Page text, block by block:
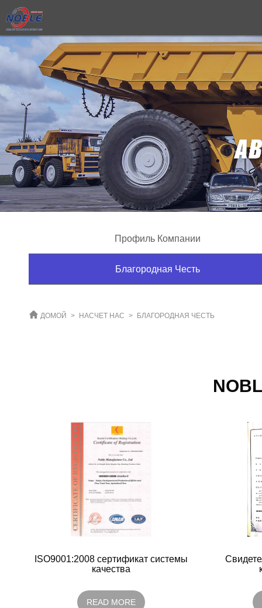
Профиль Компании
Благородная Честь
ДОМОЙ > НАСЧЕТ НАС > БЛАГОРОДНАЯ ЧЕСТЬ
ISO9001:2008 сертификат системы
качества
READ MORE